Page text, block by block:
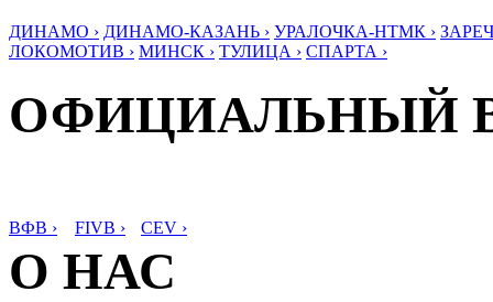
ДИНАМО › ДИНАМО-КАЗАНЬ › УРАЛОЧКА-НТМК ›
ЛОКОМОТИВ › МИНСК › ТУЛИЦА › СПАРТА ›
ОФИЦИАЛЬНЫЙ
ВФВ › FIVB › CEV ›
О НАС